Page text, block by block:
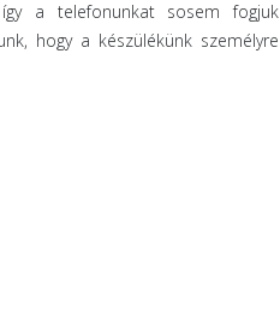
a telefonunkat sosem fogjuk
hogy a készülékünk személyre